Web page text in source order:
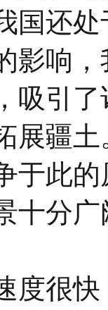
国还
影响
吸引
展疆
于此
分广
很快